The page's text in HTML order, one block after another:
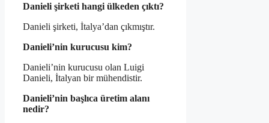
Danieli şirketi hangi ülkeden çıktı?
Danieli şirketi, İtalya’dan çıkmıştır.
Danieli’nin kurucusu kim?
Danieli’nin kurucusu olan Luigi
Danieli, İtalyan bir mühendistir.
Danieli’nin başlıca üretim alanı
nedir?